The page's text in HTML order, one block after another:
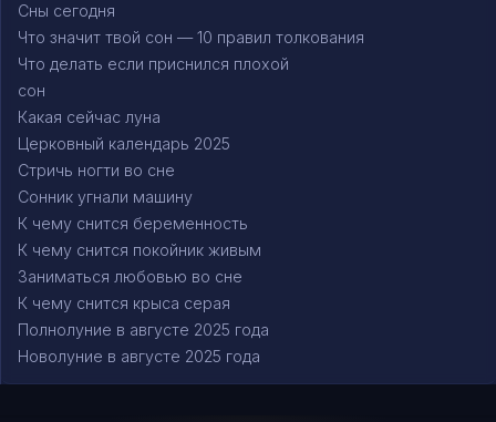
Сны сегодня
Что значит твой сон — 10 правил толкования
Что делать если приснился плохой
сон
Какая сейчас луна
Церковный календарь 2025
Стричь ногти во сне
Сонник угнали машину
К чему снится беременность
К чему снится покойник живым
Заниматься любовью во сне
К чему снится крыса серая
Полнолуние в августе 2025 года
Новолуние в августе 2025 года